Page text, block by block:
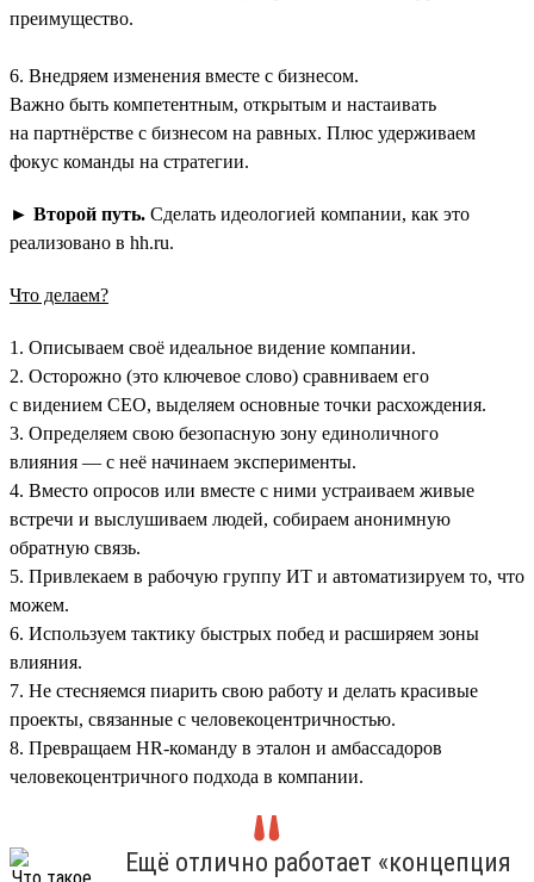
преимущество.
6. Внедряем изменения вместе с бизнесом.
Важно быть компетентным, открытым и настаивать
на партнёрстве с бизнесом на равных. Плюс удерживаем
фокус команды на стратегии.
► Второй путь. Сделать идеологией компании, как это
реализовано в hh.ru.
Что делаем?
1. Описываем своё идеальное видение компании.
2. Осторожно (это ключевое слово) сравниваем его
с видением СЕО, выделяем основные точки расхождения.
3. Определяем свою безопасную зону единоличного
влияния — с неё начинаем эксперименты.
4. Вместо опросов или вместе с ними устраиваем живые
встречи и выслушиваем людей, собираем анонимную
обратную связь.
5. Привлекаем в рабочую группу ИТ и автоматизируем то, что
можем.
6. Используем тактику быстрых побед и расширяем зоны
влияния.
7. Не стесняемся пиарить свою работу и делать красивые
проекты, связанные с человекоцентричностью.
8. Превращаем HR-команду в эталон и амбассадоров
человекоцентричного подхода в компании.
Ещё отлично работает «концепция